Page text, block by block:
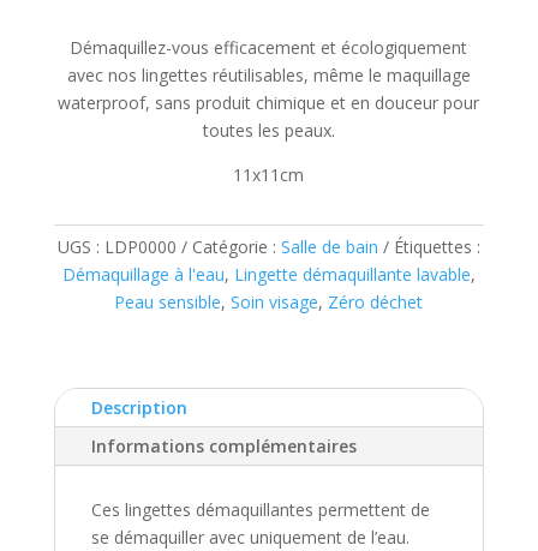
prix :
CHF
Démaquillez-vous efficacement et écologiquement
avec nos lingettes réutilisables, même le maquillage
waterproof, sans produit chimique et en douceur pour
toutes les peaux.
11x11cm
UGS : LDP0000 Catégorie : Salle de bain
Étiquettes :
Démaquillage à l'eau, Lingette démaquillante lavable,
Peau sensible,Soin visage, Zéro déchet
Description
Informations complémentaires
Ces lingettes démaquillantes permettent de
se démaquiller avec uniquement de l’eau.